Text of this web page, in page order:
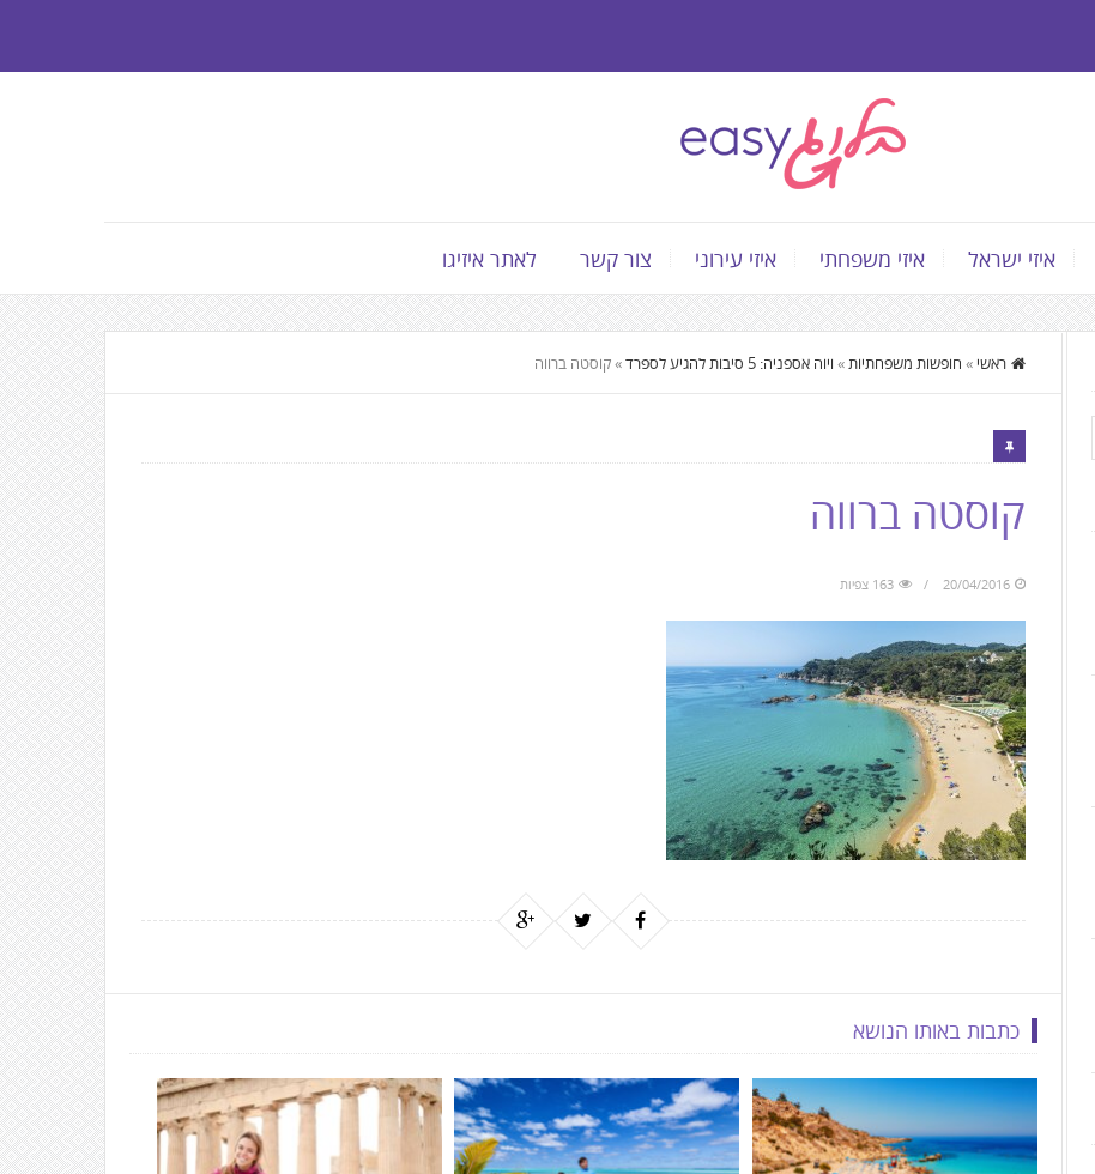
איזי ישראל איזי משפחתי איזי עירוני צור קשר לאתר איזיגו
Enter
area
ראשי » חופשות משפחתיות» ויוה אספניה: 5 סיבות להגיע לספרד »קוסטה ברווה
קוסטה ברווה
20/04/2016 163 צפיות
כתבות באותו הנושא